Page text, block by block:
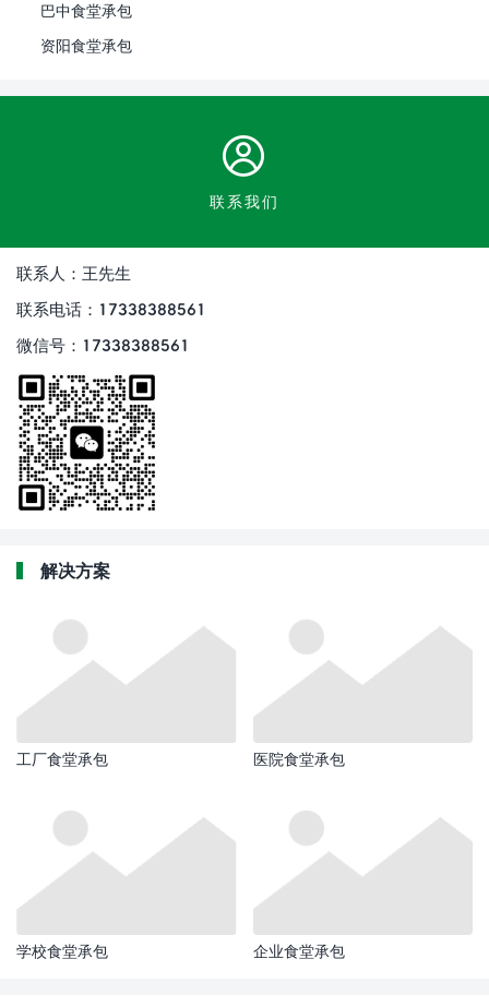
巴中食堂承包
资阳食堂承包
联系我们
联系人：王先生
联系电话：17338388561
微信号：17338388561
解决方案
工厂食堂承包 医院食堂承包
学校食堂承包 企业食堂承包